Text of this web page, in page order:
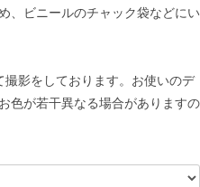
、ビニールのチャック袋などにい
影をしております。お使いのデ
色が若干異なる場合がありますの